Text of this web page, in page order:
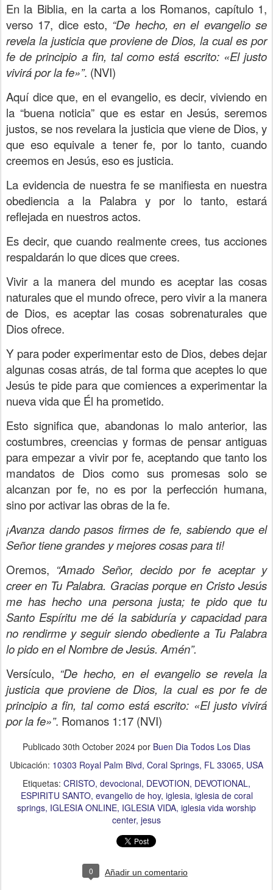
En la Biblia, en la carta a los Romanos, capítulo 1,
verso 17, dice esto, “De hecho, en el evangelio se
revela la justicia que proviene de Dios, la cual es por
fe de principio a fin, tal como está escrito: «El justo
vivirá por la fe»”. (NVI)
Aquí dice que, en el evangelio, es decir, viviendo en
la “buena noticia” que es estar en Jesús, seremos
justos, se nos revelara la justicia que viene de Dios, y
que eso equivale a tener fe, por lo tanto, cuando
creemos en Jesús, eso es justicia.
La evidencia de nuestra fe se manifiesta en nuestra
obediencia a la Palabra y por lo tanto, estará
reflejada en nuestros actos.
Es decir, que cuando realmente crees, tus acciones
respaldarán lo que dices que crees.
Vivir a la manera del mundo es aceptar las cosas
naturales que el mundo ofrece, pero vivir a la manera
de Dios, es aceptar las cosas sobrenaturales que
Dios ofrece.
Y para poder experimentar esto de Dios, debes dejar
algunas cosas atrás, de tal forma que aceptes lo que
Jesús te pide para que comiences a experimentar la
nueva vida que Él ha prometido.
Esto significa que, abandonas lo malo anterior, las
costumbres, creencias y formas de pensar antiguas
para empezar a vivir por fe, aceptando que tanto los
mandatos de Dios como sus promesas solo se
alcanzan por fe, no es por la perfección humana,
sino por activar las obras de la fe.
¡Avanza dando pasos firmes de fe, sabiendo que el
Señor tiene grandes y mejores cosas para ti!
Oremos, “Amado Señor, decido por fe aceptar y
creer en Tu Palabra. Gracias porque en Cristo Jesús
me has hecho una persona justa; te pido que tu
Santo Espíritu me dé la sabiduría y capacidad para
no rendirme y seguir siendo obediente a Tu Palabra
lo pido en el Nombre de Jesús. Amén”.
Versículo, “De hecho, en el evangelio se revela la
justicia que proviene de Dios, la cual es por fe de
principio a fin, tal como está escrito: «El justo vivirá
por la fe»”. Romanos 1:17 (NVI)
Publicado 30th October 2024 por Buen Dia Todos Los Dias
Ubicación: 10303 Royal Palm Blvd, Coral Springs, FL 33065, USA
Etiquetas: CRISTO devocional DEVOTION DEVOTIONAL
ESPIRITU SANTO evangelio de hoy iglesia iglesia de coral
springs IGLESIA ONLINE IGLESIA VIDA iglesia vida worship
center jesus
0 Añadir un comentario